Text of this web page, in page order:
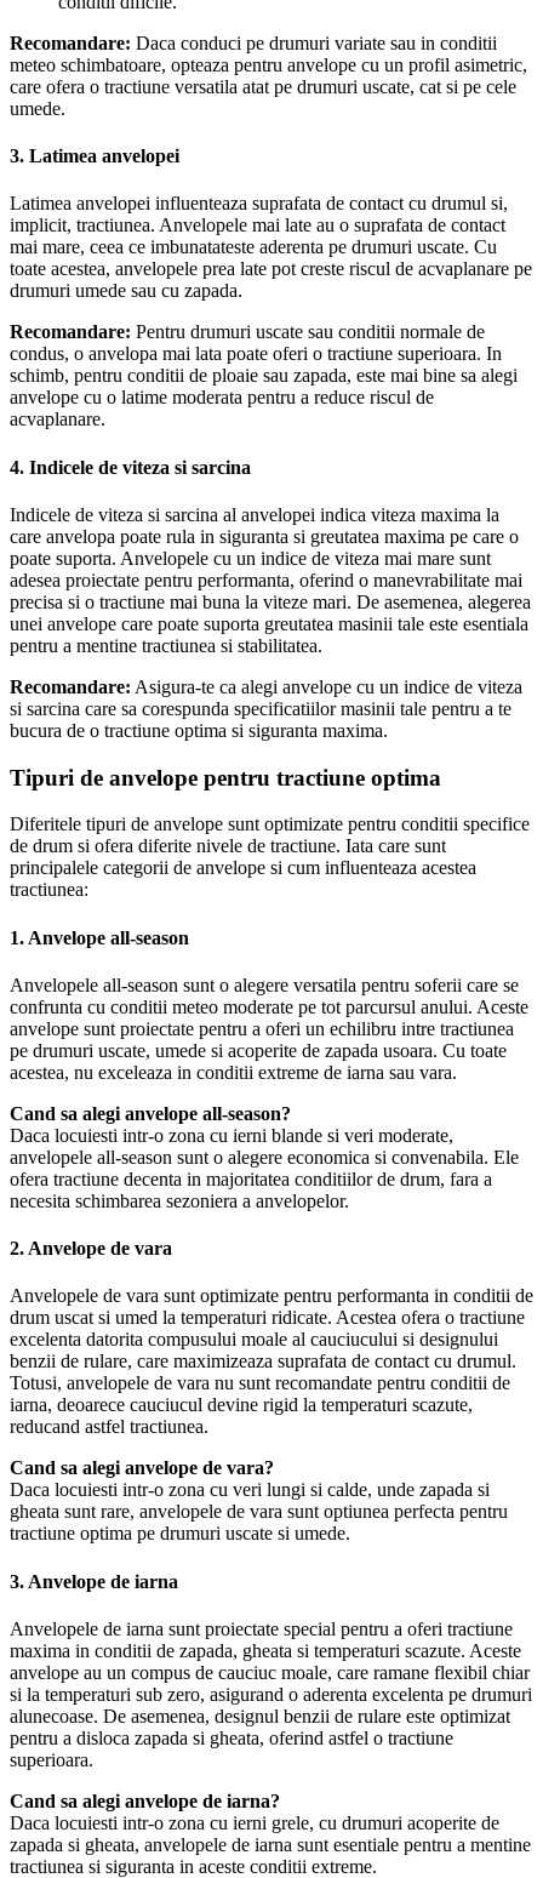
Recomandare: Daca conduci pe drumuri variate sau in conditii
meteo schimbatoare, opteaza pentru anvelope cu un profil asimetric,
care ofera o tractiune versatila atat pe drumuri uscate, cat si pe cele
umede.
3. Latimea anvelopei
Latimea anvelopei influenteaza suprafata de contact cu drumul si,
implicit, tractiunea. Anvelopele mai late au o suprafata de contact
mai mare, ceea ce imbunatateste aderenta pe drumuri uscate. Cu
toate acestea, anvelopele prea late pot creste riscul de acvaplanare pe
drumuri umede sau cu zapada.
Recomandare: Pentru drumuri uscate sau conditii normale de
condus, o anvelopa mai lata poate oferi o tractiune superioara. In
schimb, pentru conditii de ploaie sau zapada, este mai bine sa alegi
anvelope cu o latime moderata pentru a reduce riscul de
acvaplanare.
4. Indicele de viteza si sarcina
Indicele de viteza si sarcina al anvelopei indica viteza maxima la
care anvelopa poate rula in siguranta si greutatea maxima pe care o
poate suporta. Anvelopele cu un indice de viteza mai mare sunt
adesea proiectate pentru performanta, oferind o manevrabilitate mai
precisa si o tractiune mai buna la viteze mari. De asemenea, alegerea
unei anvelope care poate suporta greutatea masinii tale este esentiala
pentru a mentine tractiunea si stabilitatea.
Recomandare: Asigura-te ca alegi anvelope cu un indice de viteza
si sarcina care sa corespunda specificatiilor masinii tale pentru a te
bucura de o tractiune optima si siguranta maxima.
Tipuri de anvelope pentru tractiune optima
Diferitele tipuri de anvelope sunt optimizate pentru conditii specifice
de drum si ofera diferite nivele de tractiune. Iata care sunt
principalele categorii de anvelope si cum influenteaza acestea
tractiunea:
1. Anvelope all-season
Anvelopele all-season sunt o alegere versatila pentru soferii care se
confrunta cu conditii meteo moderate pe tot parcursul anului. Aceste
anvelope sunt proiectate pentru a oferi un echilibru intre tractiunea
pe drumuri uscate, umede si acoperite de zapada usoara. Cu toate
acestea, nu exceleaza in conditii extreme de iarna sau vara.
Cand sa alegi anvelope all-season?
Daca locuiesti intr-o zona cu ierni blande si veri moderate,
anvelopele all-season sunt o alegere economica si convenabila. Ele
ofera tractiune decenta in majoritatea conditiilor de drum, fara a
necesita schimbarea sezoniera a anvelopelor.
2. Anvelope de vara
Anvelopele de vara sunt optimizate pentru performanta in conditii de
drum uscat si umed la temperaturi ridicate. Acestea ofera o tractiune
excelenta datorita compusului moale al cauciucului si designului
benzii de rulare, care maximizeaza suprafata de contact cu drumul.
Totusi, anvelopele de vara nu sunt recomandate pentru conditii de
iarna, deoarece cauciucul devine rigid la temperaturi scazute,
reducand astfel tractiunea.
Cand sa alegi anvelope de vara?
Daca locuiesti intr-o zona cu veri lungi si calde, unde zapada si
gheata sunt rare, anvelopele de vara sunt optiunea perfecta pentru
tractiune optima pe drumuri uscate si umede.
3. Anvelope de iarna
Anvelopele de iarna sunt proiectate special pentru a oferi tractiune
maxima in conditii de zapada, gheata si temperaturi scazute. Aceste
anvelope au un compus de cauciuc moale, care ramane flexibil chiar
si la temperaturi sub zero, asigurand o aderenta excelenta pe drumuri
alunecoase. De asemenea, designul benzii de rulare este optimizat
pentru a disloca zapada si gheata, oferind astfel o tractiune
superioara.
Cand sa alegi anvelope de iarna?
Daca locuiesti intr-o zona cu ierni grele, cu drumuri acoperite de
zapada si gheata, anvelopele de iarna sunt esentiale pentru a mentine
tractiunea si siguranta in aceste conditii extreme.